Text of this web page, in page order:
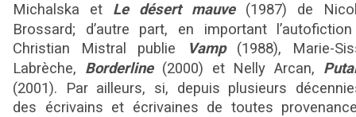
Michalska et Le désert mauve(1987) de
Brossard; d’autre part, en important
Christian Mistral publie
Vamp(1988), Marie-
Labrèche, Borderline(2000) et Nelly Arcan,
(2001). Par ailleurs, si, depuis plusieurs
des écrivains et écrivaines de toutes